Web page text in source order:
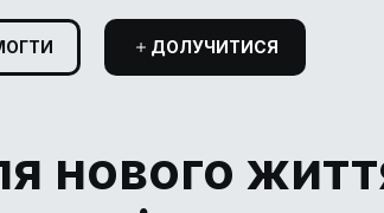
ДОЛУЧИТИСЯ
нового